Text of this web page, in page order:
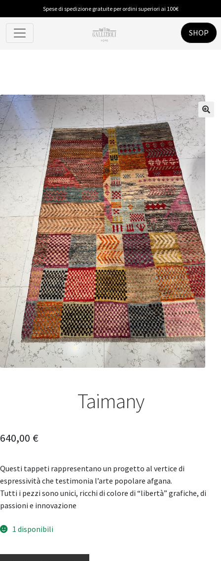
Spese di spedizione gratuite per ordini superiori ai 100€
SHOP
Taimany
640,00 €
Questi tappeti rappresentano un progetto al vertice di
espressività che testimonia l’arte popolare afgana.
Tutti i pezzi sono unici, ricchi di colore di “libertà” grafiche, di
passioni e innovazione
1 disponibili